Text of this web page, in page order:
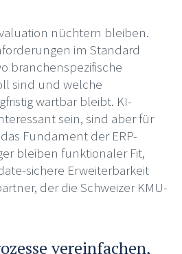
nüchtern bleiben.
im Standard
branchenspezifische
sind und welche
wartbar bleibt. KI-
sein, sind aber für
Fundament der ERP-
bleiben funktionaler Fit,
sichere Erweiterbarkeit
der die Schweizer KMU-
vereinfachen,